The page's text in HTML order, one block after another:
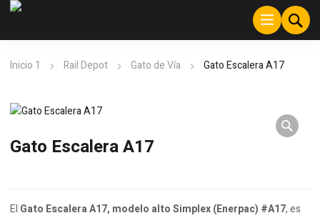
Inicio 1 Rail Depot Gato de Vía Gato Escalera A17
Gato Escalera A17
El Gato Escalera A17, modelo alto Simplex (Enerpac) #A17, es